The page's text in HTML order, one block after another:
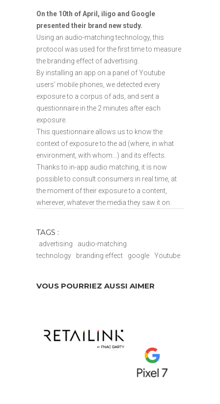
On the 10th of April, iligo and Google
presented their brand new study.
Using an audio-matching technology, this
protocol was used for the first time to measure
the branding effect of advertising.
By installing an app on a panel of Youtube
users’ mobile phones, we detected every
exposure to a corpus of ads, and sent a
questionnaire in the 2 minutes after each
exposure.
This questionnaire allows us to know the
context of exposure to the ad (where, in what
environment, with whom…) and its effects.
Thanks to in-app audio matching, it is now
possible to consult consumers in real time, at
the moment of their exposure to a content,
wherever, whatever the media they saw it on.
TAGS :
advertising
audio-matching
technology
branding effect google Youtube
VOUS POURRIEZ AUSSI AIMER